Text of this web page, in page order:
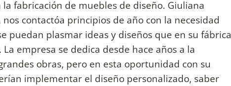
fabricación de muebles de diseño. Giuliana
contactóa principios de año con la necesidad
puedan plasmar ideas y diseños que en su fábrica
empresa se dedica desde hace años a la
obras, pero en esta oportunidad con su
implementar el diseño personalizado, saber